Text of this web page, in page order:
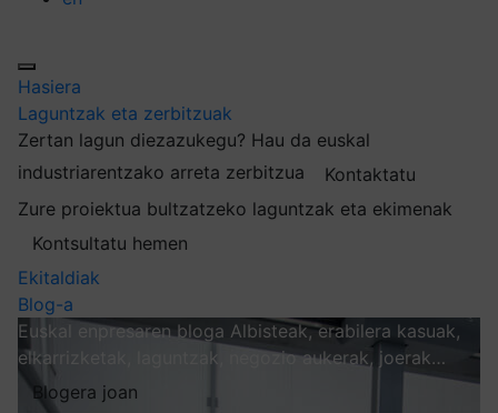
Hasiera
Laguntzak eta zerbitzuak
Zertan lagun diezazukegu? Hau da euskal
industriarentzako arreta zerbitzua
Kontaktatu
Zure proiektua bultzatzeko laguntzak eta ekimenak
Kontsultatu hemen
Ekitaldiak
Blog-a
Euskal enpresaren bloga Albisteak, erabilera kasuak,
elkarrizketak, laguntzak, negozio aukerak, joerak…
Blogera joan